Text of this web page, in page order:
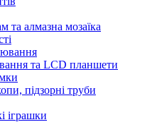
та алмазна мозаїка
та LCD планшети
підзорні труби
іграшки